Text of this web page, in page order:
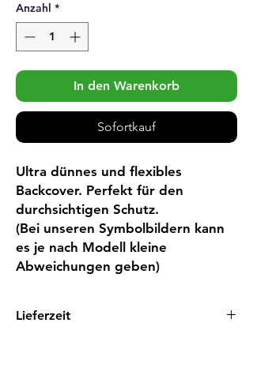
Anzahl *
In den Warenkorb
Sofortkauf
Ultra dünnes und flexibles
Backcover. Perfekt für den
durchsichtigen Schutz.
(Bei unseren Symbolbildern kann
es je nach Modell kleine
Abweichungen geben)
Lieferzeit